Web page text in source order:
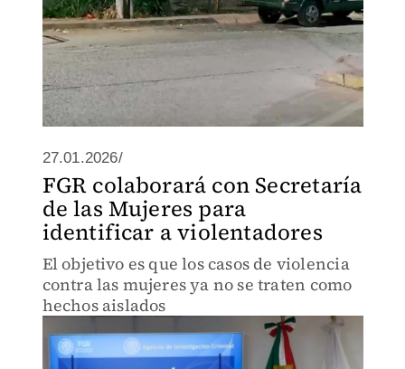
27.01.2026/
FGR colaborará con Secretaría
de las Mujeres para
identificar a violentadores
El objetivo es que los casos de violencia
contra las mujeres ya no se traten como
hechos aislados